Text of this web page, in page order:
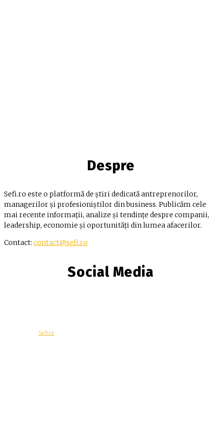
Despre
Sefi.ro este o platformă de știri dedicată antreprenorilor,
managerilor și profesioniștilor din business. Publicăm cele
mai recente informații, analize și tendințe despre companii,
leadership, economie și oportunități din lumea afacerilor.
Contact: contact@sefi.ro
Social Media
Sefi.ro